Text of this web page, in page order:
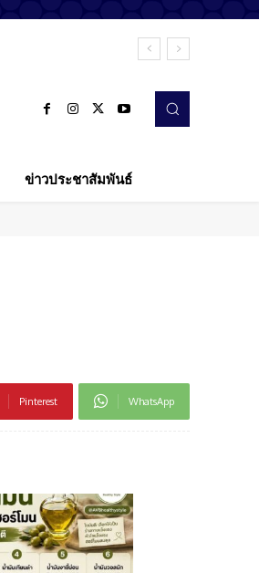
ข่าวประชาสัมพันธ์
Pinterest WhatsApp